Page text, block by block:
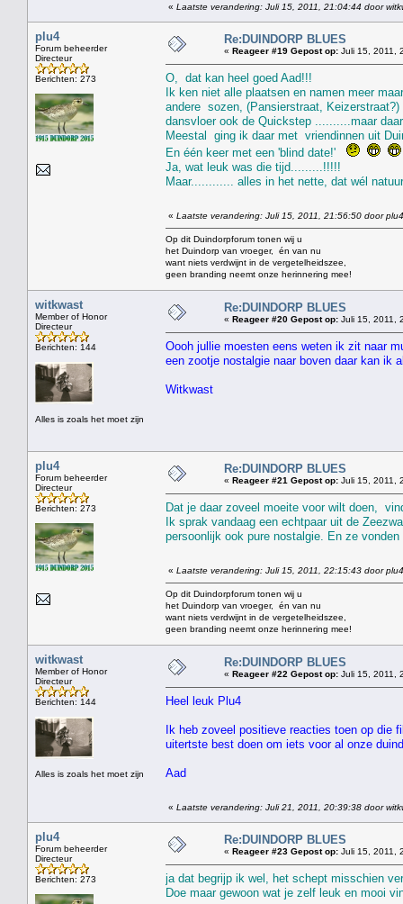
« Laatste verandering: Juli 15, 2011, 21:04:44 door
plu4
Forum beheerder
Directeur
Berichten: 273
Re:DUINDORP BLUES
« Reageer #19 Gepost op: Juli 15, 2011,
O, dat kan heel goed Aad!!!
Ik ken niet alle plaatsen en namen meer
andere sozen, (Pansierstraat,
dansvloer ook de Quickstep ..........maar
Meestal ging ik daar met vriendinnen uit
En één keer met een 'blind date!'
Ja, wat leuk was die tijd.........!!!!!
Maar............ alles in het nette, dat wél
« Laatste verandering: Juli 15, 2011, 21:56:50 door plu4
Op dit Duindorpforum tonen wij u
het Duindorp van vroeger, én van nu
want niets verdwijnt in de vergetelheidszee,
geen branding neemt onze herinnering mee!
witkwast
Member of Honor
Directeur
Berichten: 144
Alles is zoals het moet zijn
Re:DUINDORP BLUES
« Reageer #20 Gepost op: Juli 15, 2011,
Oooh jullie moesten eens weten ik zit naar
een zootje nostalgie naar boven daar kan ik
Witkwast
plu4
Forum beheerder
Directeur
Berichten: 273
Re:DUINDORP BLUES
« Reageer #21 Gepost op: Juli 15, 2011,
Dat je daar zoveel moeite voor wilt doen,
Ik sprak vandaag een echtpaar uit de
persoonlijk ook pure nostalgie. En ze
« Laatste verandering: Juli 15, 2011, 22:15:43 door plu4
Op dit Duindorpforum tonen wij u
het Duindorp van vroeger, én van nu
want niets verdwijnt in de vergetelheidszee,
geen branding neemt onze herinnering mee!
witkwast
Member of Honor
Directeur
Berichten: 144
Alles is zoals het moet zijn
Re:DUINDORP BLUES
« Reageer #22 Gepost op: Juli 15, 2011,
Heel leuk Plu4
Ik heb zoveel positieve reacties toen op die
uitertste best doen om iets voor al onze
Aad
« Laatste verandering: Juli 21, 2011, 20:39:38 door
plu4
Forum beheerder
Directeur
Berichten: 273
Re:DUINDORP BLUES
« Reageer #23 Gepost op: Juli 15, 2011,
ja dat begrijp ik wel, het schept misschien
Doe maar gewoon wat je zelf leuk en mooi